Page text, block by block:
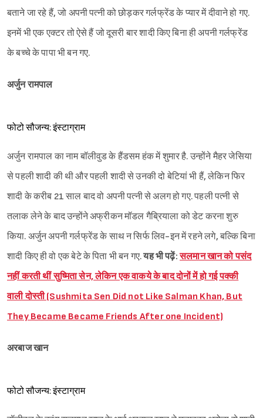
बताने जा रहे हैं, जो अपनी पत्नी को छोड़कर गर्लफ्रेंड के प्यार में दीवाने हो गए.
इनमें भी एक एक्टर तो ऐसे हैं जो दूसरी बार शादी किए बिना ही अपनी गर्लफ्रेंड
के बच्चे के पापा भी बन गए.
अर्जुन रामपाल
फोटो सौजन्य: इंस्टाग्राम
अर्जुन रामपाल का नाम बॉलीवुड के हैंडसम हंक में शुमार है. उन्होंने मैहर जेसिया
से पहली शादी की थी और पहली शादी से उनकी दो बेटियां भी हैं, लेकिन फिर
शादी के करीब 21 साल बाद वो अपनी पत्नी से अलग हो गए. पहली पत्नी से
तलाक लेने के बाद उन्होंने अफ्रीकन मॉडल गैब्रियाला को डेट करना शुरु
किया. अर्जुन अपनी गर्लफ्रेंड के साथ न सिर्फ लिव-इन में रहने लगे, बल्कि बिना
शादी किए ही वो एक बेटे के पिता भी बन गए.यह भी पढ़ें:सलमान खान को पसंद
नहीं करती थीं सुष्मिता सेन, लेकिन एक वाकये के बाद दोनों में हो गई पक्की
वाली दोस्ती (Sushmita Sen Did not Like Salman Khan, But
They Became Became Friends After one Incident)
अरबाज खान
फोटो सौजन्य: इंस्टाग्राम